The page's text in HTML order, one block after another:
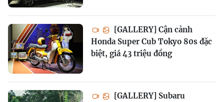
[GALLERY] Cận cảnh
Honda Super Cub Tokyo 80s đặc
biệt, giá 43 triệu đồng
[GALLERY] Subaru